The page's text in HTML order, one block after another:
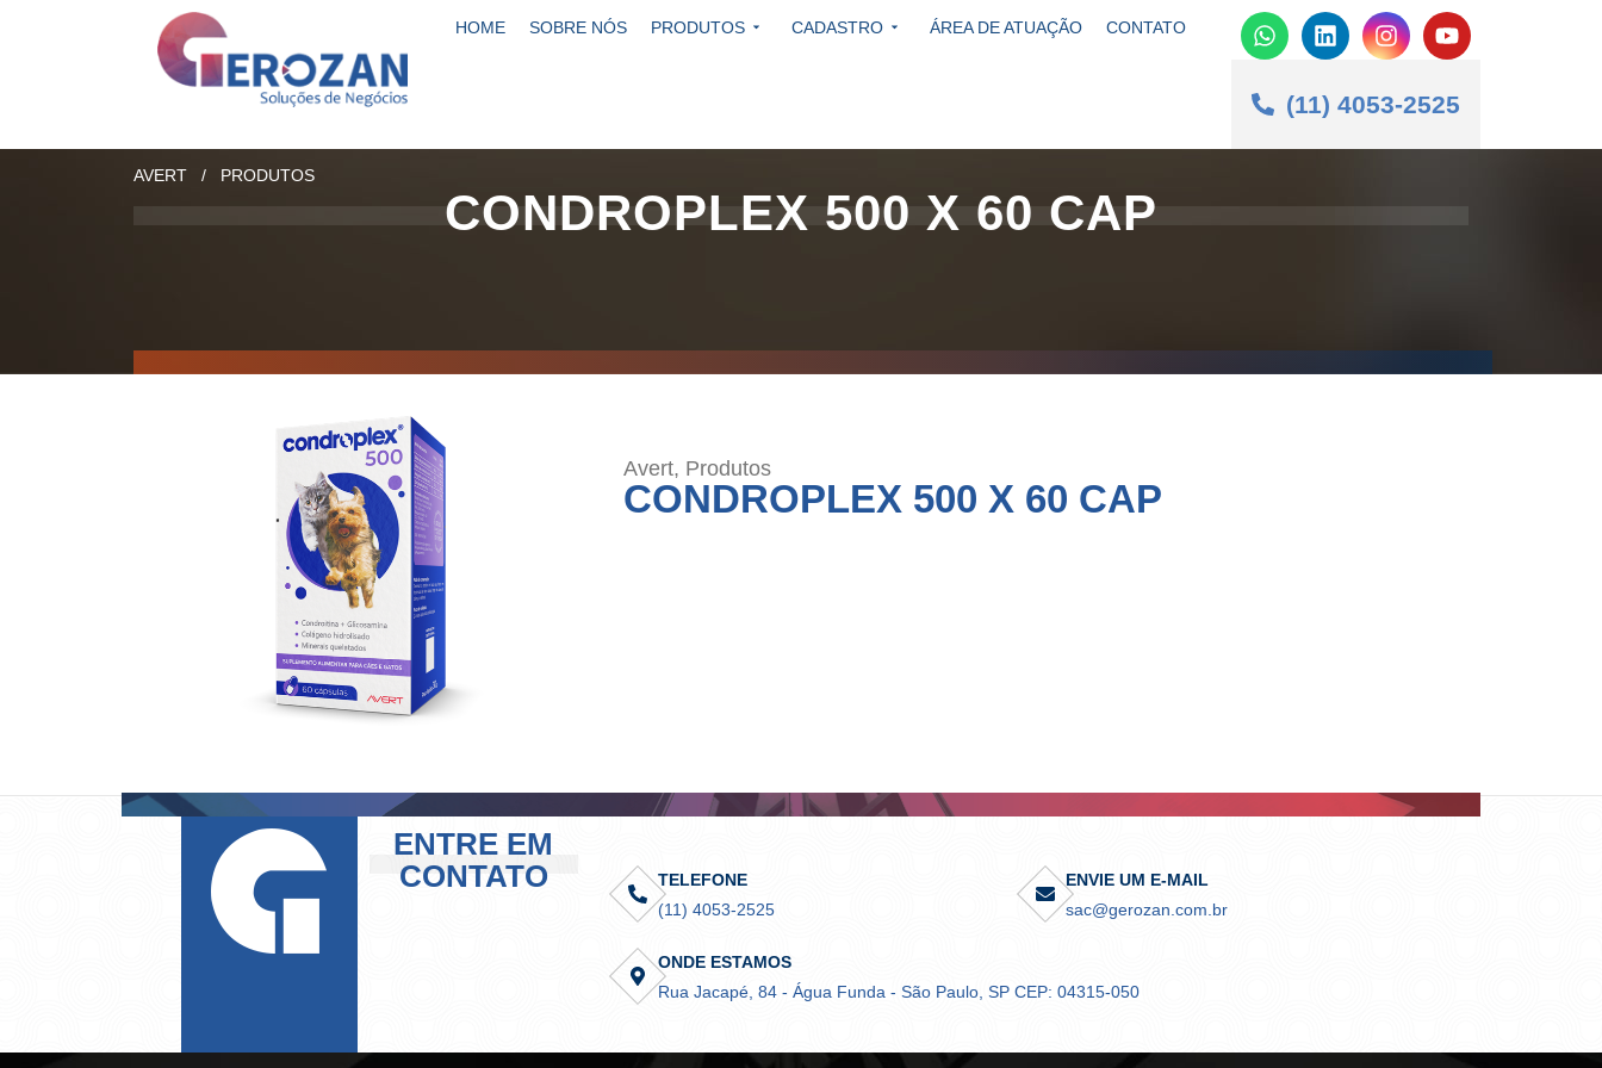
HOME SOBRE NÓS PRODUTOS CADASTRO ÁREA DE ATUAÇÃO CONTATO
(11) 4053-2525
AVERT / PRODUTOS
CONDROPLEX 500 X 60 CAP
Avert, Produtos
CONDROPLEX 500 X 60 CAP
ENTRE EM
CONTATO
TELEFONE
(11) 4053-2525
ENVIE UM E-MAIL
sac@gerozan.com.br
ONDE ESTAMOS
Rua Jacapé, 84 - Água Funda - São Paulo, SP CEP: 04315-050